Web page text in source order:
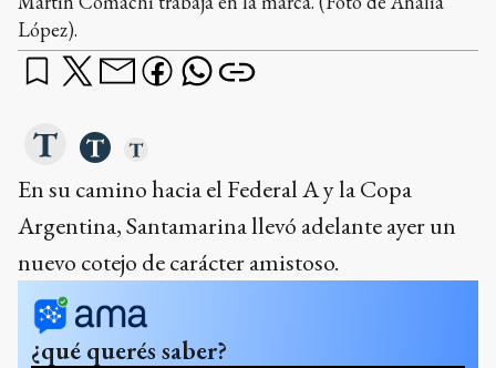
López).
En su camino hacia el Federal A y la Copa
Argentina, Santamarina llevó adelante ayer un
nuevo cotejo de carácter amistoso.
¿qué querés saber?